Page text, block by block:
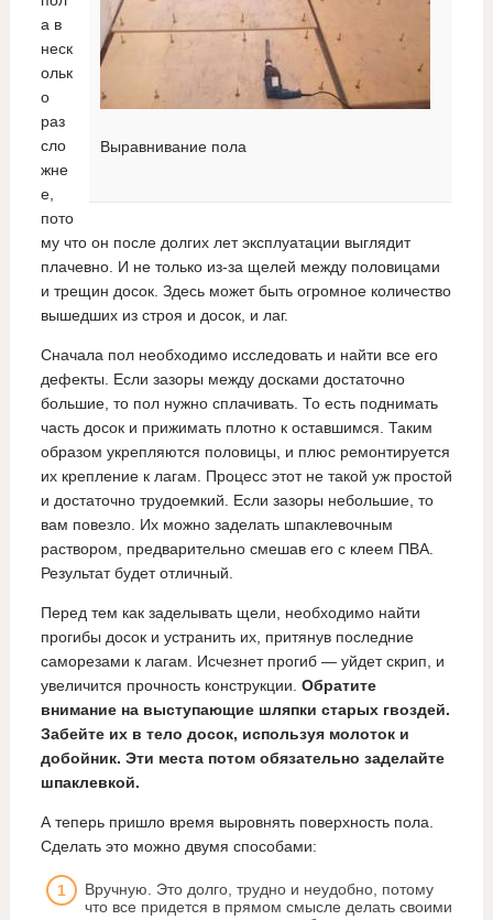
Выравнивание пола
а в
неск
ольк
о
раз
сло
жне
е,
пото
му что он после долгих лет эксплуатации выглядит
плачевно. И не только из-за щелей между половицами
и трещин досок. Здесь может быть огромное количество
вышедших из строя и досок, и лаг.
Сначала пол необходимо исследовать и найти все его
дефекты. Если зазоры между досками достаточно
большие, то пол нужно сплачивать. То есть поднимать
часть досок и прижимать плотно к оставшимся. Таким
образом укрепляются половицы, и плюс ремонтируется
их крепление к лагам. Процесс этот не такой уж простой
и достаточно трудоемкий. Если зазоры небольшие, то
вам повезло. Их можно заделать шпаклевочным
раствором, предварительно смешав его с клеем ПВА.
Результат будет отличный.
Перед тем как заделывать щели, необходимо найти
прогибы досок и устранить их, притянув последние
саморезами к лагам. Исчезнет прогиб — уйдет скрип, и
увеличится прочность конструкции. Обратите
внимание на выступающие шляпки старых гвоздей.
Забейте их в тело досок, используя молоток и
добойник. Эти места потом обязательно заделайте
шпаклевкой.
А теперь пришло время выровнять поверхность пола.
Сделать это можно двумя способами:
Вручную. Это долго, трудно и неудобно, потому
что все придется в прямом смысле делать своими